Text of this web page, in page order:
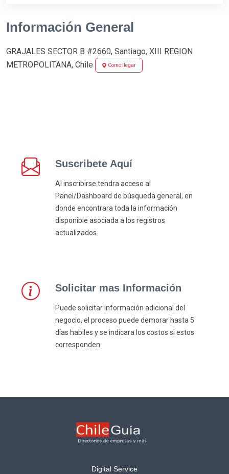
Información General
GRAJALES SECTOR B #2660, Santiago, XIII REGION
METROPOLITANA, Chile
Como llegar
Suscribete Aquí
Al inscribirse tendra acceso al
Panel/Dashboard de búsqueda general, en
donde encontrara toda la información
disponible asociada a los registros
actualizados.
Solicitar mas Información
Puede solicitar información adicional del
negocio, el proceso puede demorar hasta 5
días habiles y se indicara los costos si estos
corresponden.
Digital Service